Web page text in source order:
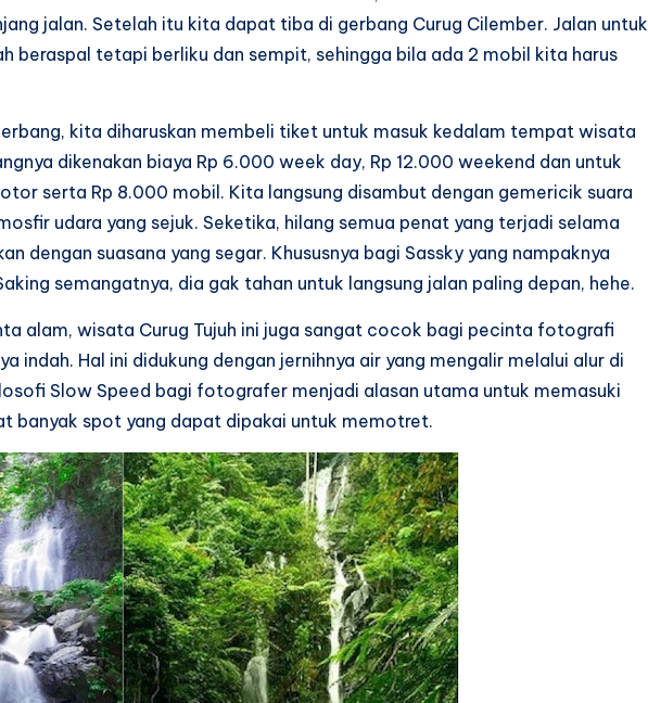
jalan. Setelah itu kita dapat tiba di gerbang Curug Cilember. Jalan untuk
beraspal tetapi berliku dan sempit, sehingga bila ada 2 mobil kita harus
kita diharuskan membeli tiket untuk masuk kedalam tempat wisata
dikenakan biaya Rp 6.000 week day, Rp 12.000 weekend dan untuk
serta Rp 8.000 mobil. Kita langsung disambut dengan gemericik suara
udara yang sejuk. Seketika, hilang semua penat yang terjadi selama
dengan suasana yang segar. Khususnya bagi Sassky yang nampaknya
semangatnya, dia gak tahan untuk langsung jalan paling depan, hehe.
alam, wisata Curug Tujuh ini juga sangat cocok bagi pecinta fotografi
indah. Hal ini didukung dengan jernihnya air yang mengalir melalui alur di
Slow Speed bagi fotografer menjadi alasan utama untuk memasuki
banyak spot yang dapat dipakai untuk memotret.